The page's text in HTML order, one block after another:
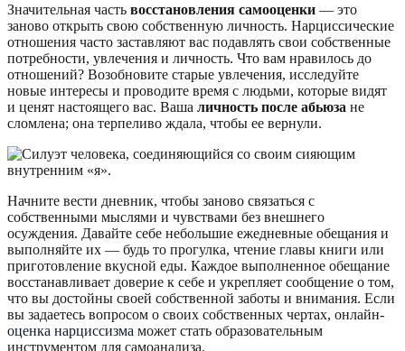
Значительная часть восстановления самооценки — это
заново открыть свою собственную личность. Нарциссические
отношения часто заставляют вас подавлять свои собственные
потребности, увлечения и личность. Что вам нравилось до
отношений? Возобновите старые увлечения, исследуйте
новые интересы и проводите время с людьми, которые видят
и ценят настоящего вас. Ваша личность после абьюза не
сломлена; она терпеливо ждала, чтобы ее вернули.
Начните вести дневник, чтобы заново связаться с
собственными мыслями и чувствами без внешнего
осуждения. Давайте себе небольшие ежедневные обещания и
выполняйте их — будь то прогулка, чтение главы книги или
приготовление вкусной еды. Каждое выполненное обещание
восстанавливает доверие к себе и укрепляет сообщение о том,
что вы достойны своей собственной заботы и внимания. Если
вы задаетесь вопросом о своих собственных чертах, онлайн-
оценка нарциссизма может стать образовательным
инструментом для самоанализа.